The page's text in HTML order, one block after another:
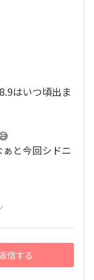
はいつ頃出ま
と今回シドニ
信する